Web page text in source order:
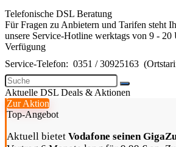
Telefonische DSL Beratung
Für Fragen zu Anbietern und Tarifen steht
unsere Service-Hotline werktags von 9 - 20
Verfügung
Service-Telefon: 0351 / 30925163
Aktuelle DSL Deals & Aktionen
Zur Aktion
Top-Angebot
Aktuell bietet Vodafone seinen